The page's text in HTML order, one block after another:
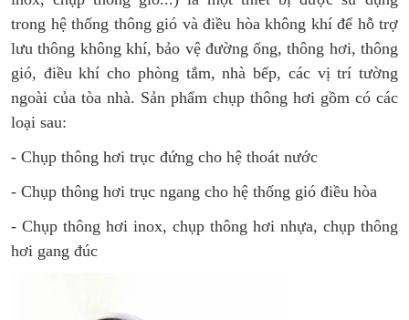
trong hệ thống thông gió và điều hòa không khí để hỗ trợ
lưu thông không khí, bảo vệ đường ống, thông hơi, thông
gió, điều khí cho phòng tắm, nhà bếp, các vị trí tường
ngoài của tòa nhà. Sản phẩm chụp thông hơi gồm có các
loại sau:
- Chụp thông hơi trục đứng cho hệ thoát nước
- Chụp thông hơi trục ngang cho hệ thống gió điều hòa
- Chụp thông hơi inox, chụp thông hơi nhựa, chụp thông
hơi gang đúc